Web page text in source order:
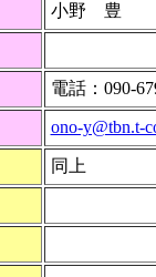
小野 豊
電話：090-
ono-y@tbn.t-
同上